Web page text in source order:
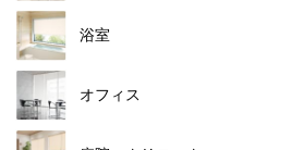
浴室
オフィス